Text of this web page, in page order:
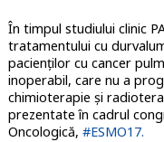
În timpul studiului clinic
tratamentului cu
pacienților cu cancer
inoperabil, care nu a
chimioterapie și
prezentate în cadrul
Oncologică, #ESMO17.